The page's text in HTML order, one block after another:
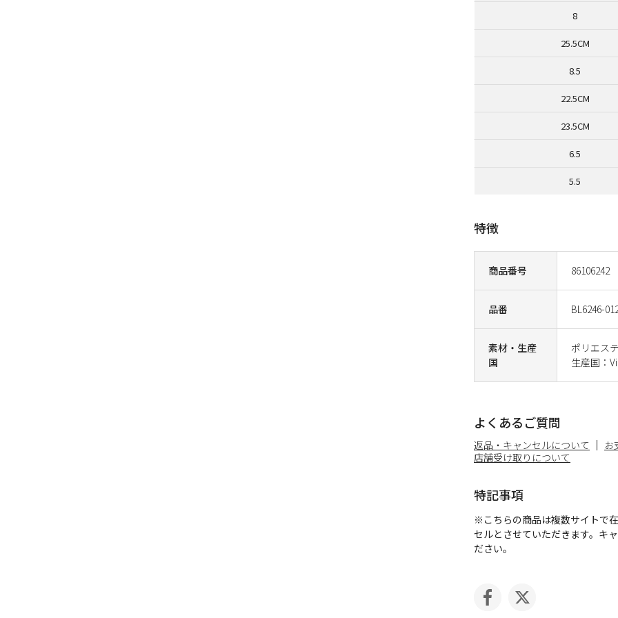
商品番号 86106242
品番 BL6246-
素材・生産
国
ポリエス
生産国：
特徴
よくあるご質問
返品・キャンセルについて お
店舗受け取りについて
特記事項
※こちらの商品は複数サイトで
セルとさせていただきます。キ
ださい。
8
25.5CM
8.5
22.5CM
23.5CM
6.5
5.5